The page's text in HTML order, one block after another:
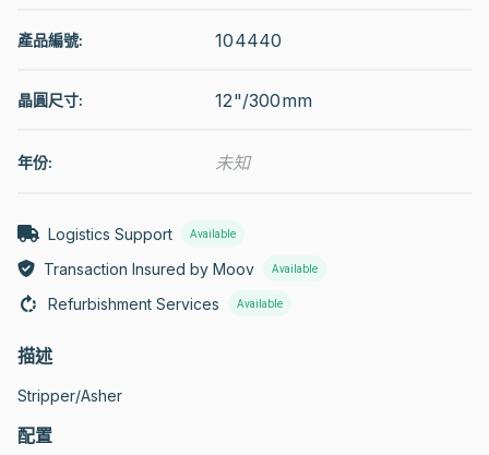
產品編號: 104440
晶圓尺寸: 12"/300mm
年份: 未知
Logistics Support Available
Transaction Insured by Moov Available
Refurbishment Services Available
描述
Stripper/Asher
配置